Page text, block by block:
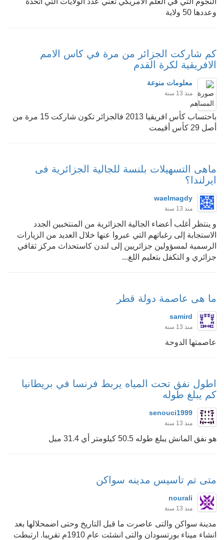
وعددها 50 ولاية
كم شاركت الجزائر من مرة في كاس الامم
الافريقية لكرة القدم
معلومات منوعة
منذ 13 سنة
باحتساب كأس افريقيا 2013 فالجزائر تكون شاركت 15 مرة من
أصل 29 كأس أقيمت
ماهى التسهيلات بلنسة للجالية الجزائرية فى
ايرلندا؟
waelmagdy
منذ 13 سنة
و ينتظر أغلب أعضاء الجالية الجزائرية من المنتخبين الجدد
الاستجابة إلى رغباتهم التي عبروا عنها خلال العديد من الزيارات
الرسمية لمسؤولين جزائريين إلى لندن كاستحداث مركز ثقافي
جزائري و التكفل بتعليم اللغ...
ما هى عاصمة دولة قطر
samird
منذ 13 سنة
عاصمتها الدوحة
اطول نفق تحت المياه يربط فرنسا في بريطانيا
كم يبلغ طوله
senouci1999
منذ 13 سنة
هو نفق المانش يبلغ طوله 50.5 كيلومتر أي 31.4 ميل
متى تم تاسيس مدينه سواكن
nourali
منذ 13 سنة
مدينة سواكن والتى عاصرت ما قبل التاريخ وحتى اضمحلالها بعد
انشاء ميناء بورتسودان والتى انشئت عام 1910م تقريبا. ارتبطت